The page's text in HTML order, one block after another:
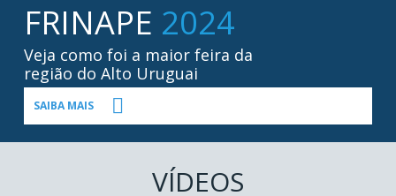
FRINAPE 2024
Veja como foi a maior feira da
região do Alto Uruguai
SAIBA MAIS
VÍDEOS